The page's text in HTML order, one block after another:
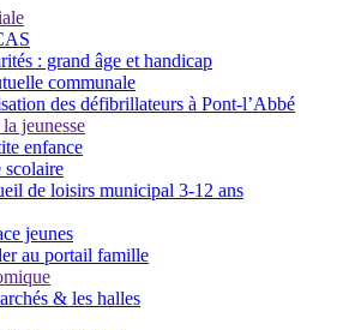
: grand âge et handicap
communale
des défibrillateurs à Pont-l’Abbé
jeunesse
enfance
de loisirs municipal 3-12 ans
jeunes
au portail famille
& les halles